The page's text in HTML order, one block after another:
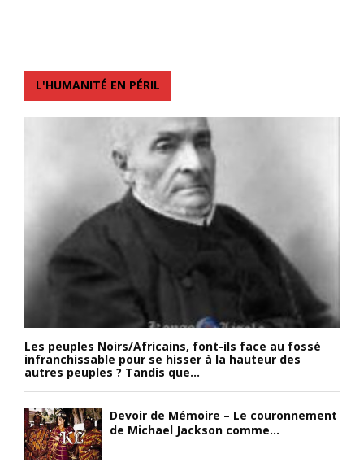
L'HUMANITÉ EN PÉRIL
Les peuples Noirs/Africains, font-ils face au fossé
infranchissable pour se hisser à la hauteur des
autres peuples ? Tandis que...
Devoir de Mémoire – Le couronnement
de Michael Jackson comme...